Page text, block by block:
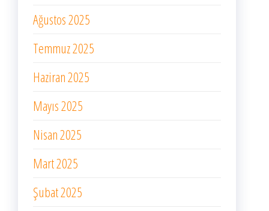
Ağustos 2025
Temmuz 2025
Haziran 2025
Mayıs 2025
Nisan 2025
Mart 2025
Şubat 2025